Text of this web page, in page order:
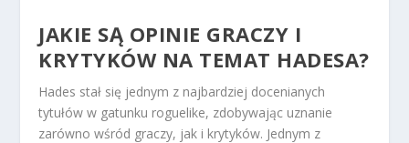
JAKIE SĄ OPINIE GRACZY I
KRYTYKÓW NA TEMAT HADESA?
Hades stał się jednym z najbardziej docenianych
tytułów w gatunku roguelike, zdobywając uznanie
zarówno wśród graczy, jak i krytyków. Jednym z